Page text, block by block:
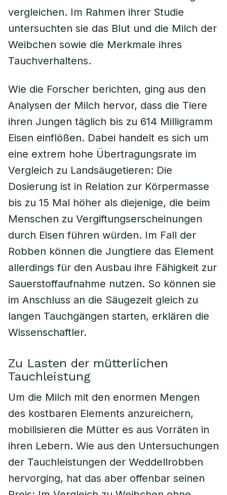
vergleichen. Im Rahmen ihrer Studie
untersuchten sie das Blut und die Milch der
Weibchen sowie die Merkmale ihres
Tauchverhaltens.
Wie die Forscher berichten, ging aus den
Analysen der Milch hervor, dass die Tiere
ihren Jungen täglich bis zu 614 Milligramm
Eisen einflößen. Dabei handelt es sich um
eine extrem hohe Übertragungsrate im
Vergleich zu Landsäugetieren: Die
Dosierung ist in Relation zur Körpermasse
bis zu 15 Mal höher als diejenige, die beim
Menschen zu Vergiftungserscheinungen
durch Eisen führen würden. Im Fall der
Robben können die Jungtiere das Element
allerdings für den Ausbau ihre Fähigkeit zur
Sauerstoffaufnahme nutzen. So können sie
im Anschluss an die Säugezeit gleich zu
langen Tauchgängen starten, erklären die
Wissenschaftler.
Zu Lasten der mütterlichen
Tauchleistung
Um die Milch mit den enormen Mengen
des kostbaren Elements anzureichern,
mobilisieren die Mütter es aus Vorräten in
ihren Lebern. Wie aus den Untersuchungen
der Tauchleistungen der Weddellrobben
hervorging, hat das aber offenbar seinen